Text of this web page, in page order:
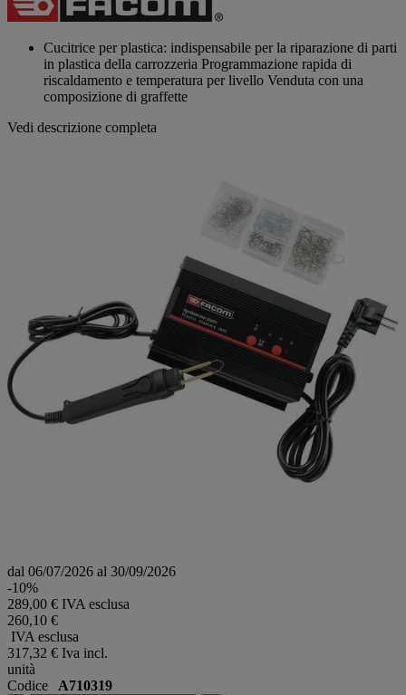
Stesso
pagina.
Cucitrice per plastica: indispensabile per la riparazione di parti
in plastica della carrozzeria Programmazione rapida di
riscaldamento e temperatura per livello Venduta con una
composizione di graffette
Vedi descrizione completa
dal 06/07/2026 al 30/09/2026
-10%
289,00 € IVA esclusa
260,10 €
IVA esclusa
317,32 € Iva incl.
unità
Codice A710319